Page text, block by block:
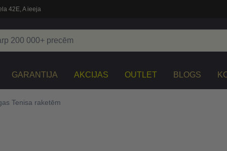
42E, A ieeja
GARANTIJA AKCIJAS OUTLET BLOGS
Tenisa raketēm